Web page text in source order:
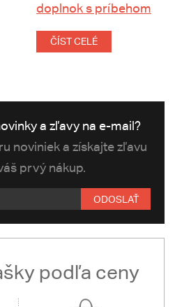
doplnok s príbehom
ČÍST CELÉ
a zľavy na e-mail?
noviniek a získajte zľavu
prvý nákup.
ODOSLAŤ
podľa ceny